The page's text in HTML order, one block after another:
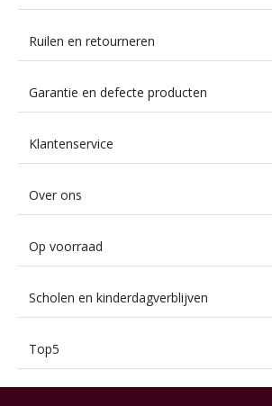
Ruilen en retourneren
Garantie en defecte producten
Klantenservice
Over ons
Op voorraad
Scholen en kinderdagverblijven
Top5